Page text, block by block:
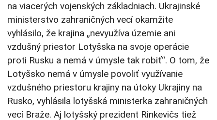
na viacerých vojenských základniach. Ukrajinské
ministerstvo zahraničných vecí okamžite
vyhlásilo, že krajina „nevyužíva územie ani
vzdušný priestor Lotyšska na svoje operácie
proti Rusku a nemá v úmysle tak robiť“. O tom, že
Lotyšsko nemá v úmysle povoliť využívanie
vzdušného priestoru krajiny na útoky Ukrajiny na
Rusko, vyhlásila lotyšská ministerka zahraničných
vecí Braže. Aj lotyšský prezident Rinkevičs tiež